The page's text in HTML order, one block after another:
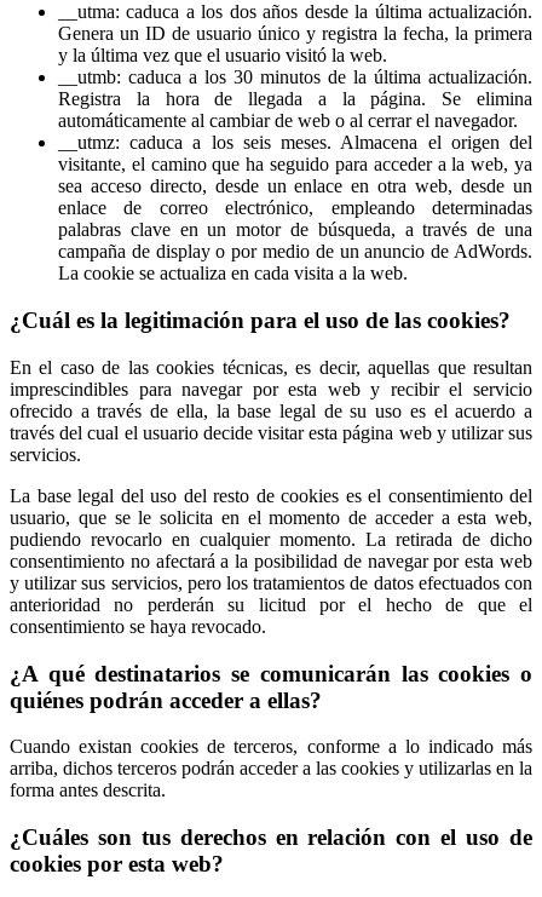
__utma: caduca a los dos años desde la última actualización.
Genera un ID de usuario único y registra la fecha, la primera
y la última vez que el usuario visitó la web.
__utmb: caduca a los 30 minutos de la última actualización.
Registra la hora de llegada a la página. Se elimina
automáticamente al cambiar de web o al cerrar el navegador.
__utmz: caduca a los seis meses. Almacena el origen del
visitante, el camino que ha seguido para acceder a la web, ya
sea acceso directo, desde un enlace en otra web, desde un
enlace de correo electrónico, empleando determinadas
palabras clave en un motor de búsqueda, a través de una
campaña de display o por medio de un anuncio de AdWords.
La cookie se actualiza en cada visita a la web.
¿Cuál es la legitimación para el uso de las cookies?
En el caso de las cookies técnicas, es decir, aquellas que resultan
imprescindibles para navegar por esta web y recibir el servicio
ofrecido a través de ella, la base legal de su uso es el acuerdo a
través del cual el usuario decide visitar esta página web y utilizar sus
servicios.
La base legal del uso del resto de cookies es el consentimiento del
usuario, que se le solicita en el momento de acceder a esta web,
pudiendo revocarlo en cualquier momento. La retirada de dicho
consentimiento no afectará a la posibilidad de navegar por esta web
y utilizar sus servicios, pero los tratamientos de datos efectuados con
anterioridad no perderán su licitud por el hecho de que el
consentimiento se haya revocado.
¿A qué destinatarios se comunicarán las cookies o
quiénes podrán acceder a ellas?
Cuando existan cookies de terceros, conforme a lo indicado más
arriba, dichos terceros podrán acceder a las cookies y utilizarlas en la
forma antes descrita.
¿Cuáles son tus derechos en relación con el uso de
cookies por esta web?